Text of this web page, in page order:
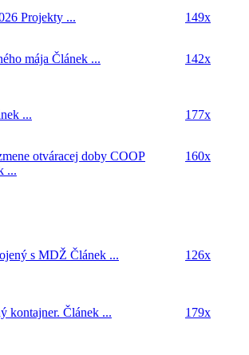
Projekty ... 149x
mája Článek ... 142x
... 177x
otváracej doby COOP
...
160x
s MDŽ Článek ... 126x
kontajner. Článek ... 179x